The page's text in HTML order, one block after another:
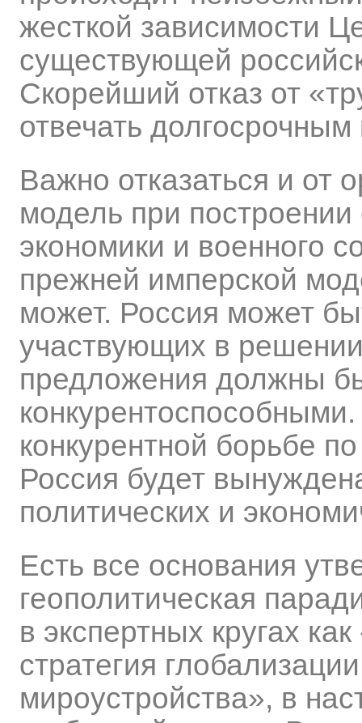
жесткой зависимости
существующей
Скорейший отказ от
отвечать
Важно отказаться и от
модель при
экономики и военного
прежней имперской
может. Россия может
участвующих в
предложения должны
конкурентной борьбе
Россия будет
политических и
Есть все основания
геополитическая
в экспертных кругах
стратегия
мироустройства», в